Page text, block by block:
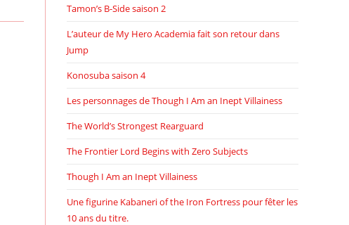
Tamon’s B-Side saison 2
L’auteur de My Hero Academia fait son retour dans
Jump
Konosuba saison 4
Les personnages de Though I Am an Inept Villainess
The World’s Strongest Rearguard
The Frontier Lord Begins with Zero Subjects
Though I Am an Inept Villainess
Une figurine Kabaneri of the Iron Fortress pour fêter les
10 ans du titre.